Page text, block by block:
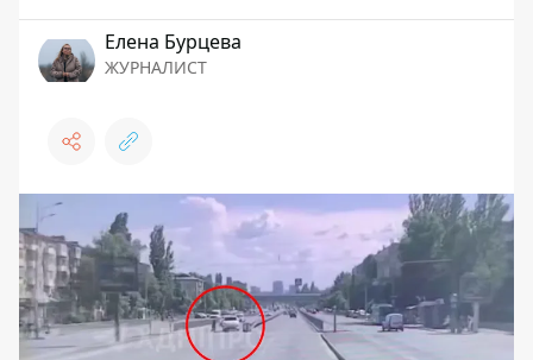
Елена Бурцева
ЖУРНАЛИСТ